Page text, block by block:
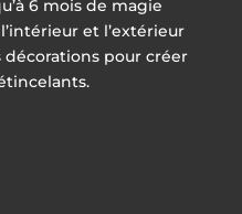
6 mois de magie
et l’extérieur
décorations pour créer